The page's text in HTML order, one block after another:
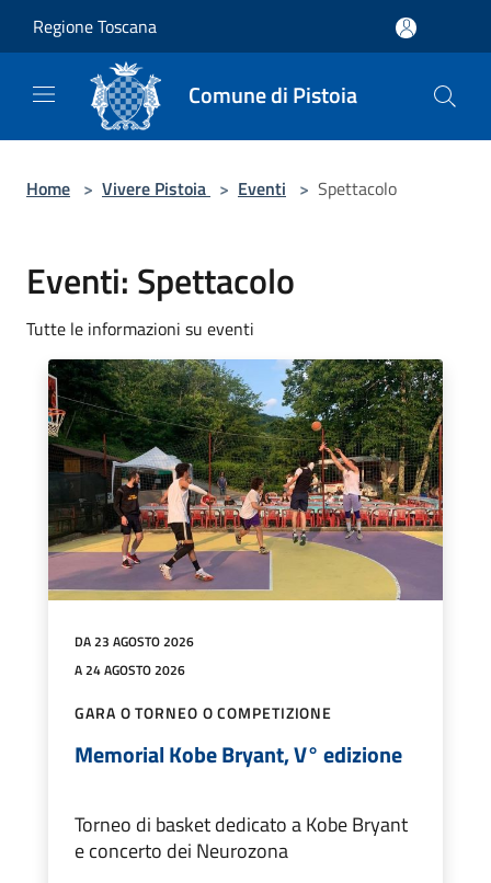
Regione Toscana
Comune di Pistoia
Home > Vivere Pistoia > Eventi > Spettacolo
Eventi: Spettacolo
Tutte le informazioni su eventi
DA 23 AGOSTO 2026
A 24 AGOSTO 2026
GARA O TORNEO O COMPETIZIONE
Memorial Kobe Bryant, V° edizione
Torneo di basket dedicato a Kobe Bryant
e concerto dei Neurozona